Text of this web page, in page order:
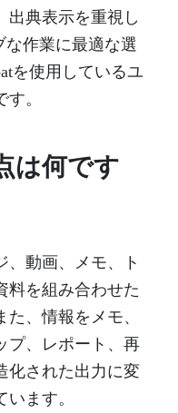
出典表示を重視し
な作業に最適な選
を使用しているユ
。
は何です
、動画、メモ、ト
料を組み合わせた
、情報をメモ、
プ、レポート、再
化された出力に変
ます。